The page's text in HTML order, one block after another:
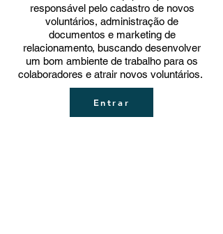
responsável pelo cadastro de novos
voluntários, administração de
documentos e marketing de
relacionamento, buscando desenvolver
um bom ambiente de trabalho para os
colaboradores e atrair novos voluntários.
Entrar